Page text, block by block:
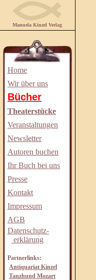
Manuela Kinzel Verlag
Home
Wir über uns
Bücher
Theaterstücke
Veranstaltungen
Newsletter
Autoren buchen
Ihr Buch bei uns
Presse
Kontakt
Impressum
AGB
Datenschutz-
erklärung
Partnerlinks:
Antiquariat Kinzel
Tanzhund Mozart